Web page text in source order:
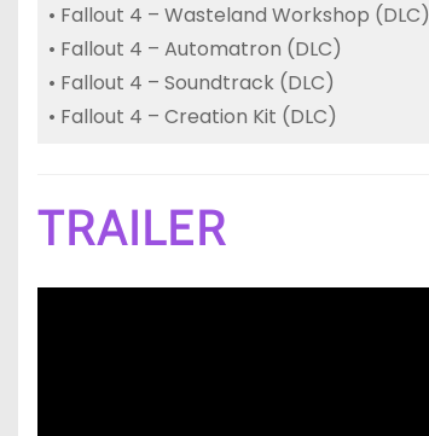
• Fallout 4 – Wasteland Workshop (DLC)
• Fallout 4 – Automatron (DLC)
• Fallout 4 – Soundtrack (DLC)
• Fallout 4 – Creation Kit (DLC)
TRAILER